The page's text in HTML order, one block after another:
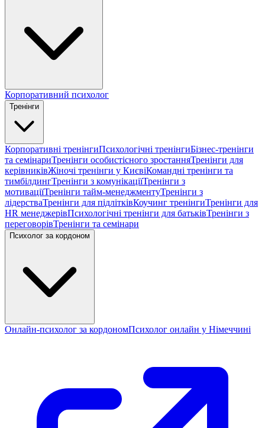
Корпоративний психолог
Тренінги
Корпоративні тренінгиПсихологічні тренінгиБізнес-тренінги
та семінариТренінги особистісного зростанняТренінги для
керівниківЖіночі тренінги у КиєвіКомандні тренінги та
тимбілдингТренінги з комунікаціїТренінги з
мотиваціїТренінги тайм-менеджментуТренінги з
лідерстваТренінги для підлітківКоучинг тренінгиТренінги для
HR менеджерівПсихологічні тренінги для батьківТренінги з
переговорівТренінги та семінари
Психолог за кордоном
Онлайн-психолог за кордономПсихолог онлайн у Німеччині